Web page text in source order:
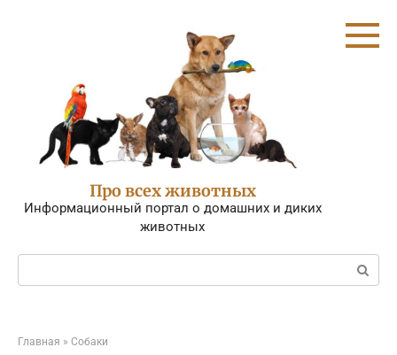
Про всех животных
Информационный портал о домашних и диких
животных
Поиск:
Главная » Собаки